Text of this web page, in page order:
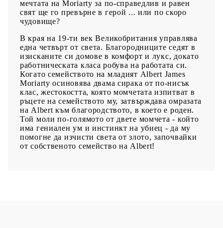
мечтата на Moriarty за по-справедлив и равен
свят ще го превърне в герой ... или по скоро
чудовище?
В края на 19-ти век Великобритания управлява
една четвърт от света. Благородниците седят в
изисканите си домове в комфорт и лукс, докато
работническата класа робува на работата си.
Когато семейството на младият Albert James
Moriarty осиновява двама сирака от по-нисък
клас, жестокостта, която момчетата изпитват в
ръцете на семейството му, затвърждава омразата
на Albert към благородството, в което е роден.
Той моли по-голямото от двете момчета - който
има гениален ум и инстинкт на убиец - да му
помогне да изчисти света от злото, започвайки
от собственото семейство на Albert!